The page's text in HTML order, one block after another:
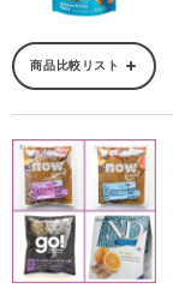
商品比較リスト